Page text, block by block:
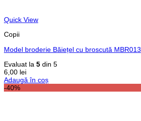
Quick View
Copii
Model broderie Băiețel cu broscută MBR013
Evaluat la 5 din 5
6,00 lei
Adaugă în coș
-40%